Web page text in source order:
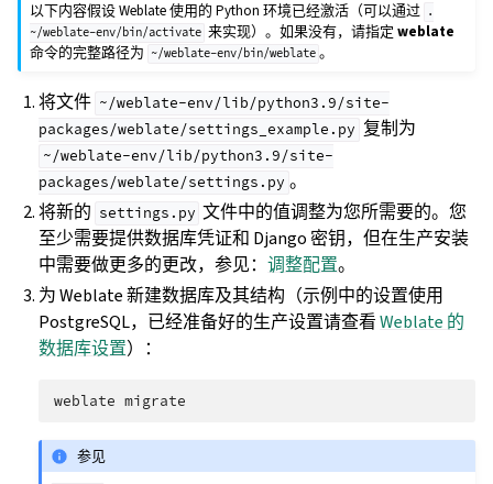
以下内容假设 Weblate 使用的 Python 环境已经激活（可以通过
.
~/weblate-env/bin/activate 来实现）。如果没有，请指定weblate
命令的完整路径为
~/weblate-env/bin/weblate 。
将文件 ~/weblate-env/lib/python3.9/site-
packages/weblate/settings_example.py 复制为
~/weblate-env/lib/python3.9/site-
packages/weblate/settings.py 。
将新的 settings.py 文件中的值调整为您所需要的。您
至少需要提供数据库凭证和 Django 密钥，但在生产安装
中需要做更多的更改，参见：调整配置。
为 Weblate 新建数据库及其结构（示例中的设置使用
PostgreSQL，已经准备好的生产设置请查看Weblate 的
数据库设置）：
weblate
参见